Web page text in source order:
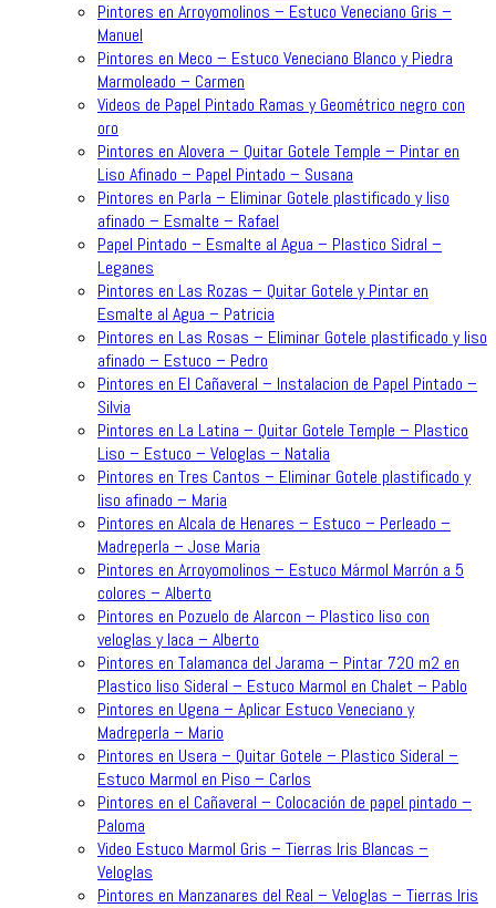
Pintores en Arroyomolinos – Estuco Veneciano Gris –
Manuel
Pintores en Meco – Estuco Veneciano Blanco y Piedra
Marmoleado – Carmen
Videos de Papel Pintado Ramas y Geométrico negro con
oro
Pintores en Alovera – Quitar Gotele Temple – Pintar en
Liso Afinado – Papel Pintado – Susana
Pintores en Parla – Eliminar Gotele plastificado y liso
afinado – Esmalte – Rafael
Papel Pintado – Esmalte al Agua – Plastico Sidral –
Leganes
Pintores en Las Rozas – Quitar Gotele y Pintar en
Esmalte al Agua – Patricia
Pintores en Las Rosas – Eliminar Gotele plastificado y liso
afinado – Estuco – Pedro
Pintores en El Cañaveral – Instalacion de Papel Pintado –
Silvia
Pintores en La Latina – Quitar Gotele Temple – Plastico
Liso – Estuco – Veloglas – Natalia
Pintores en Tres Cantos – Eliminar Gotele plastificado y
liso afinado – Maria
Pintores en Alcala de Henares – Estuco – Perleado –
Madreperla – Jose Maria
Pintores en Arroyomolinos – Estuco Mármol Marrón a 5
colores – Alberto
Pintores en Pozuelo de Alarcon – Plastico liso con
veloglas y laca – Alberto
Pintores en Talamanca del Jarama – Pintar 720 m2 en
Plastico liso Sideral – Estuco Marmol en Chalet – Pablo
Pintores en Ugena – Aplicar Estuco Veneciano y
Madreperla – Mario
Pintores en Usera – Quitar Gotele – Plastico Sideral –
Estuco Marmol en Piso – Carlos
Pintores en el Cañaveral – Colocación de papel pintado –
Paloma
Video Estuco Marmol Gris – Tierras Iris Blancas –
Veloglas
Pintores en Manzanares del Real – Veloglas – Tierras Iris